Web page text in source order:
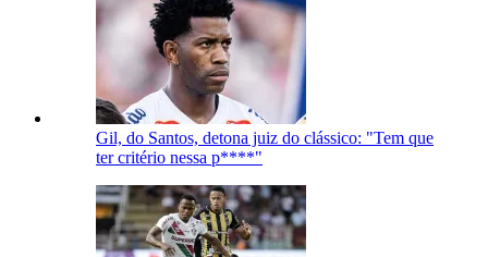
Gil, do Santos, detona juiz do clássico: "Tem que
ter critério nessa p****"